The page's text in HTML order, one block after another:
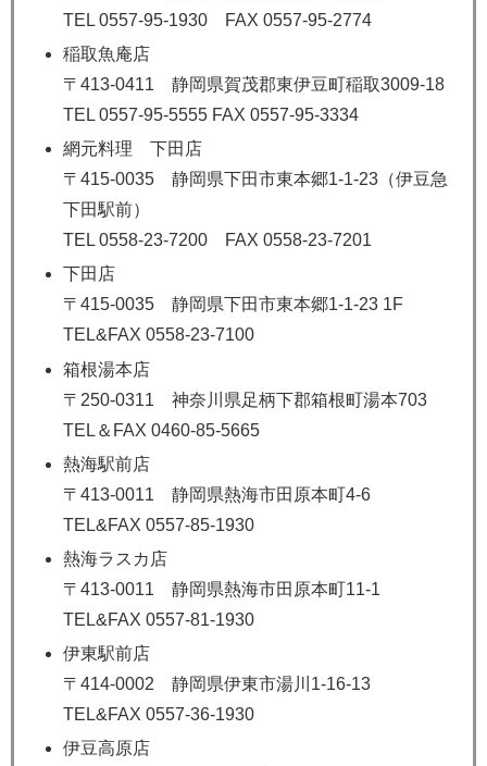
TEL 0557-95-1930 FAX 0557-95-2774
稲取魚庵店
〒413-0411 静岡県賀茂郡東伊豆町稲取3009-18
TEL 0557-95-5555 FAX 0557-95-3334
網元料理 下田店
〒415-0035 静岡県下田市東本郷1-1-23（伊豆急
下田駅前）
TEL 0558-23-7200 FAX 0558-23-7201
下田店
〒415-0035 静岡県下田市東本郷1-1-23 1F
TEL&FAX 0558-23-7100
箱根湯本店
〒250-0311 神奈川県足柄下郡箱根町湯本703
TEL＆FAX 0460-85-5665
熱海駅前店
〒413-0011 静岡県熱海市田原本町4-6
TEL&FAX 0557-85-1930
熱海ラスカ店
〒413-0011 静岡県熱海市田原本町11-1
TEL&FAX 0557-81-1930
伊東駅前店
〒414-0002 静岡県伊東市湯川1-16-13
TEL&FAX 0557-36-1930
伊豆高原店